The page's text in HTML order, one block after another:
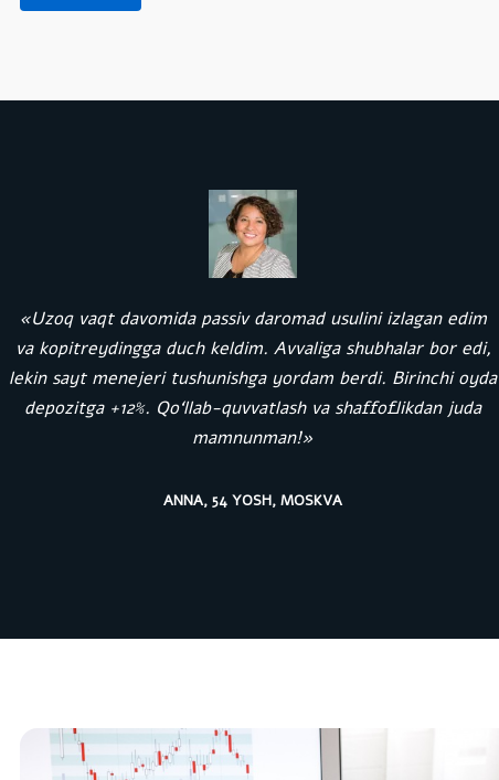
«Uzoq vaqt davomida passiv daromad usulini izlagan edim
va kopitreydingga duch keldim. Avvaliga shubhalar bor edi,
lekin sayt menejeri tushunishga yordam berdi. Birinchi oyda
depozitga +12%. Qo‘llab-quvvatlash va shaffoflikdan juda
mamnunman!»
ANNA, 54 YOSH, MOSKVA